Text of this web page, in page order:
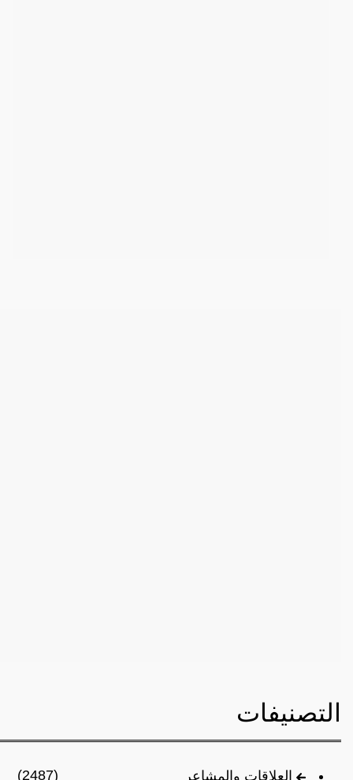
التصنيفات
العلاقات والمشاعر (2487)